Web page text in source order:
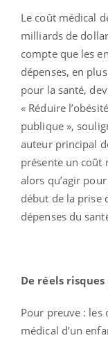
Le coût médical
milliards de
compte que les
dépenses, en
pour la santé,
« Réduire
publique »,
auteur principal
présente un coût
alors qu’agir
début de la prise
dépenses du
De réels
Pour preuve : les
médical d’un